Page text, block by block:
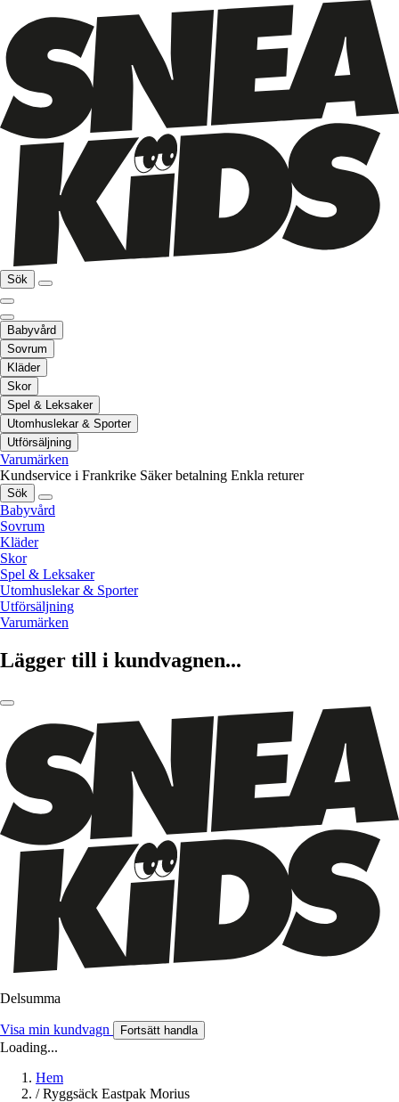
Sök
Babyvård
Sovrum
Kläder
Skor
Spel & Leksaker
Utomhuslekar & Sporter
Utförsäljning
Varumärken
Kundservice i Frankrike Säker betalning Enkla returer
Sök
Babyvård
Sovrum
Kläder
Skor
Spel & Leksaker
Utomhuslekar & Sporter
Utförsäljning
Varumärken
Lägger till i kundvagnen...
Delsumma
Visa min kundvagn Fortsätt handla
Loading...
Hem
/ Ryggsäck Eastpak Morius